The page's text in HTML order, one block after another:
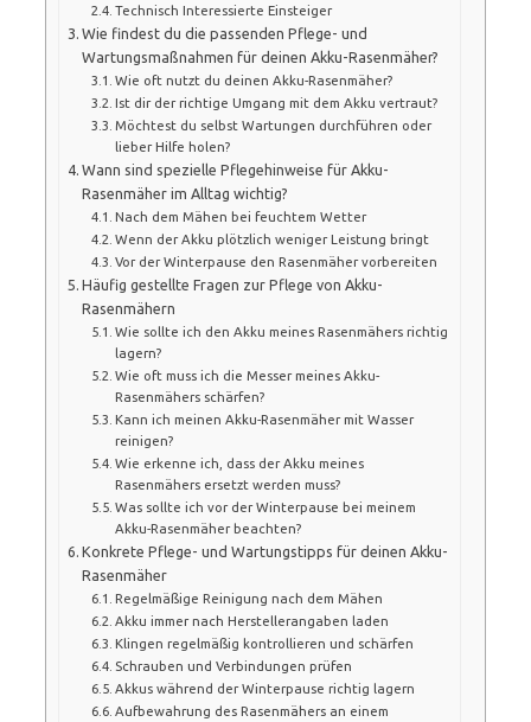
Technisch Interessierte Einsteiger
Wie findest du die passenden Pflege- und
Wartungsmaßnahmen für deinen Akku-Rasenmäher?
Wie oft nutzt du deinen Akku-Rasenmäher?
Ist dir der richtige Umgang mit dem Akku vertraut?
Möchtest du selbst Wartungen durchführen oder
lieber Hilfe holen?
Wann sind spezielle Pflegehinweise für Akku-
Rasenmäher im Alltag wichtig?
Nach dem Mähen bei feuchtem Wetter
Wenn der Akku plötzlich weniger Leistung bringt
Vor der Winterpause den Rasenmäher vorbereiten
Häufig gestellte Fragen zur Pflege von Akku-
Rasenmähern
Wie sollte ich den Akku meines Rasenmähers richtig
lagern?
Wie oft muss ich die Messer meines Akku-
Rasenmähers schärfen?
Kann ich meinen Akku-Rasenmäher mit Wasser
reinigen?
Wie erkenne ich, dass der Akku meines
Rasenmähers ersetzt werden muss?
Was sollte ich vor der Winterpause bei meinem
Akku-Rasenmäher beachten?
Konkrete Pflege- und Wartungstipps für deinen Akku-
Rasenmäher
Regelmäßige Reinigung nach dem Mähen
Akku immer nach Herstellerangaben laden
Klingen regelmäßig kontrollieren und schärfen
Schrauben und Verbindungen prüfen
Akkus während der Winterpause richtig lagern
Aufbewahrung des Rasenmähers an einem